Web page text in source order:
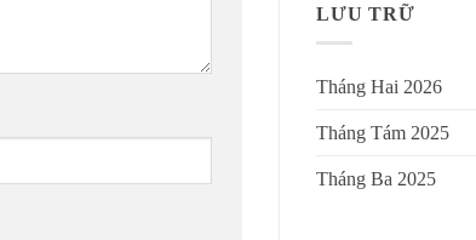
LƯU TRỮ
Tháng Hai 2026
Tháng Tám 2025
Tháng Ba 2025